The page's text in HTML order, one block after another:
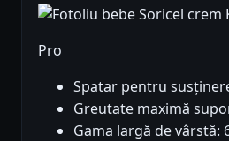
Pro
Spatar pentru
Greutate maximă
Gama largă de vârstă: